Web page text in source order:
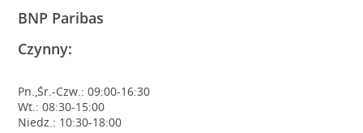
BNP Paribas
Czynny:
Pn.,Śr.-Czw.: 09:00-16:30
Wt.: 08:30-15:00
Niedz.: 10:30-18:00